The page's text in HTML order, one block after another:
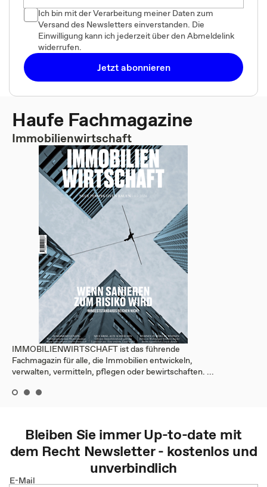
Ich bin mit der Verarbeitung meiner Daten zum
Versand des Newsletters einverstanden. Die
Einwilligung kann ich jederzeit über den Abmeldelink
widerrufen.
Jetzt abonnieren
Haufe Fachmagazine
Immobilienwirtschaft
IMMOBILIENWIRTSCHAFT ist das führende
Fachmagazin für alle, die Immobilien entwickeln,
verwalten, vermitteln, pflegen oder bewirtschaften. ...
Bleiben Sie immer Up-to-date mit
dem Recht Newsletter - kostenlos und
unverbindlich
E-Mail